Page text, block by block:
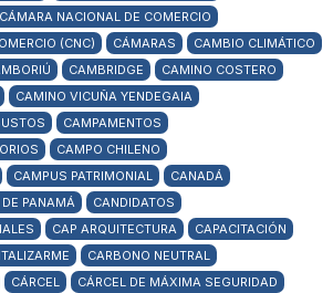
CÁMARA NACIONAL DE COMERCIO
(CNC)
CÁMARAS
CAMBIO CLIMÁTICO
CAMBRIDGE
CAMINO COSTERO
CAMINO VICUÑA YENDEGAIA
CAMPAMENTOS
CAMPO CHILENO
CAMPUS PATRIMONIAL
CANADÁ
PANAMÁ
CANDIDATOS
CAP ARQUITECTURA
CAPACITACIÓN
CARBONO NEUTRAL
CÁRCEL CÁRCEL DE MÁXIMA SEGURIDAD